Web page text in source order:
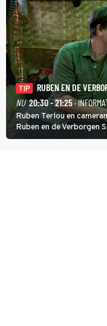
TIP
RUBEN EN DE
NU 20:30 - 21:25·
Ruben Terlou en
Ruben en de Verborgen
KNDF-rebellenleger de